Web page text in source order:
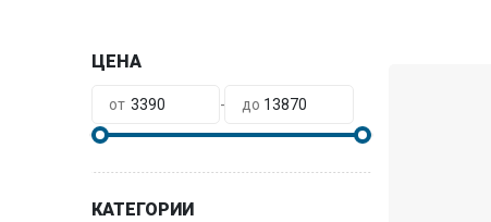
ЦЕНА
-
КАТЕГОРИИ